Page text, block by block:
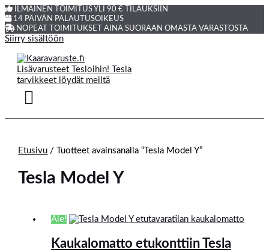
ILMAINEN TOIMITUS YLI 90 € TILAUKSIIN
14 PÄIVÄN PALAUTUSOIKEUS
NOPEAT TOIMITUKSET AINA SUORAAN OMASTA VARASTOSTA
Siirry sisältöön
Etusivu / Tuotteet avainsanalla “Tesla Model Y”
Tesla Model Y
Ale!
Kaukalomatto etukonttiin Tesla